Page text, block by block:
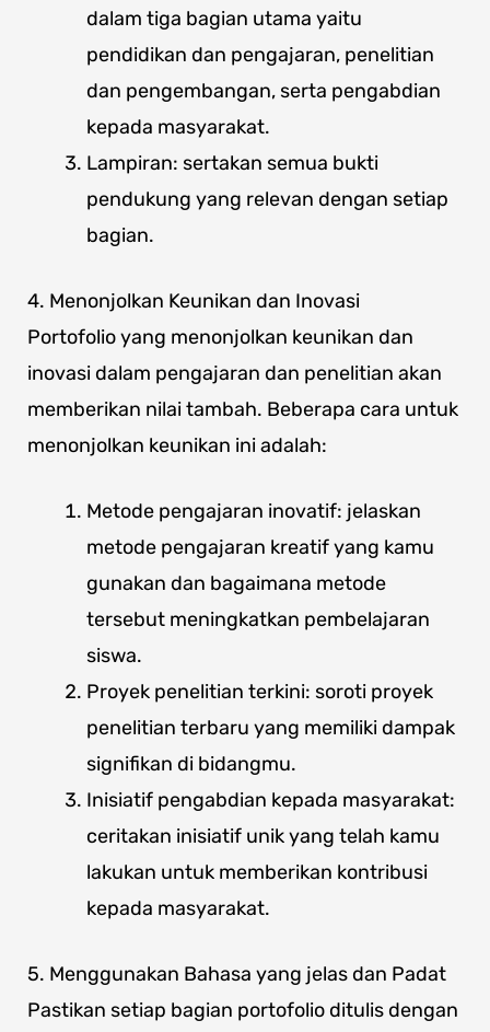
dalam tiga bagian utama yaitu
pendidikan dan pengajaran, penelitian
dan pengembangan, serta pengabdian
kepada masyarakat.
Lampiran: sertakan semua bukti
pendukung yang relevan dengan setiap
bagian.
4. Menonjolkan Keunikan dan Inovasi
Portofolio yang menonjolkan keunikan dan
inovasi dalam pengajaran dan penelitian akan
memberikan nilai tambah. Beberapa cara untuk
menonjolkan keunikan ini adalah:
Metode pengajaran inovatif: jelaskan
metode pengajaran kreatif yang kamu
gunakan dan bagaimana metode
tersebut meningkatkan pembelajaran
siswa.
Proyek penelitian terkini: soroti proyek
penelitian terbaru yang memiliki dampak
signifikan di bidangmu.
Inisiatif pengabdian kepada masyarakat:
ceritakan inisiatif unik yang telah kamu
lakukan untuk memberikan kontribusi
kepada masyarakat.
5. Menggunakan Bahasa yang jelas dan Padat
Pastikan setiap bagian portofolio ditulis dengan